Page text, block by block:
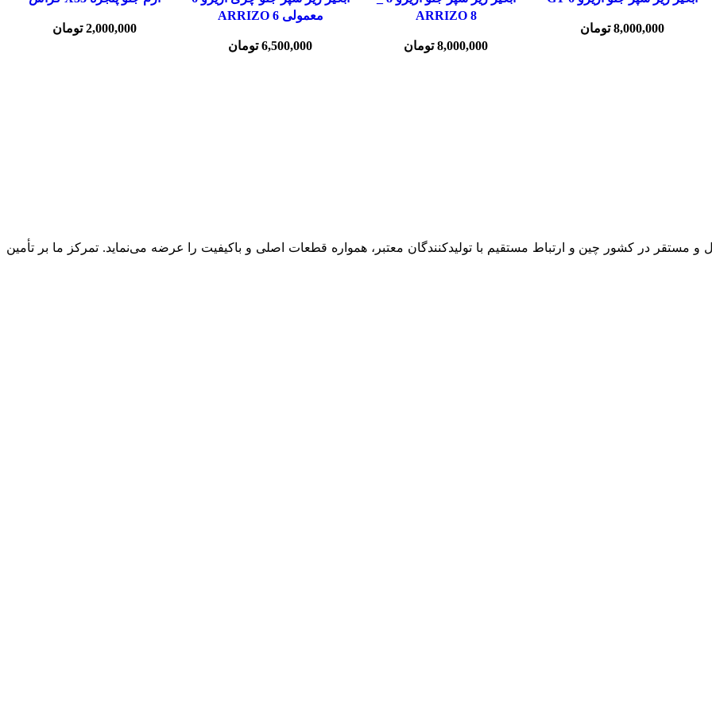
8,000,000 تومان
ARRIZO 8
8,000,000 تومان
معمولی ARRIZO 6
6,500,000 تومان
2,000,000 تومان
و مستقر در کشور چین و ارتباط مستقیم با تولیدکنندگان معتبر، همواره قطعات اصلی و باکیفیت را عرضه می‌نماید. تمرکز ما بر تأمین